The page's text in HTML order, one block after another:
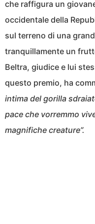
che raffigura un
occidentale della
sul terreno di una
tranquillamente un
Beltra, giudice e lui
questo premio, ha
intima del gorilla
pace che vorremmo
magnifiche creature”.